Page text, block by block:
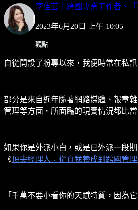
李佳芸｜跨國專業工作者、
2023年6月20日 上午 10:05
觀點
自從開設了粉專以來，我便時常在私
部分是來自近年隨著網路媒體、報章
管理等方面，所面臨的現實情況都比
如果你是外派小白，或是已外派一段
《頂尖經理人：從自我養成到跨國管
「千萬不要小看你的天賦特質，因為